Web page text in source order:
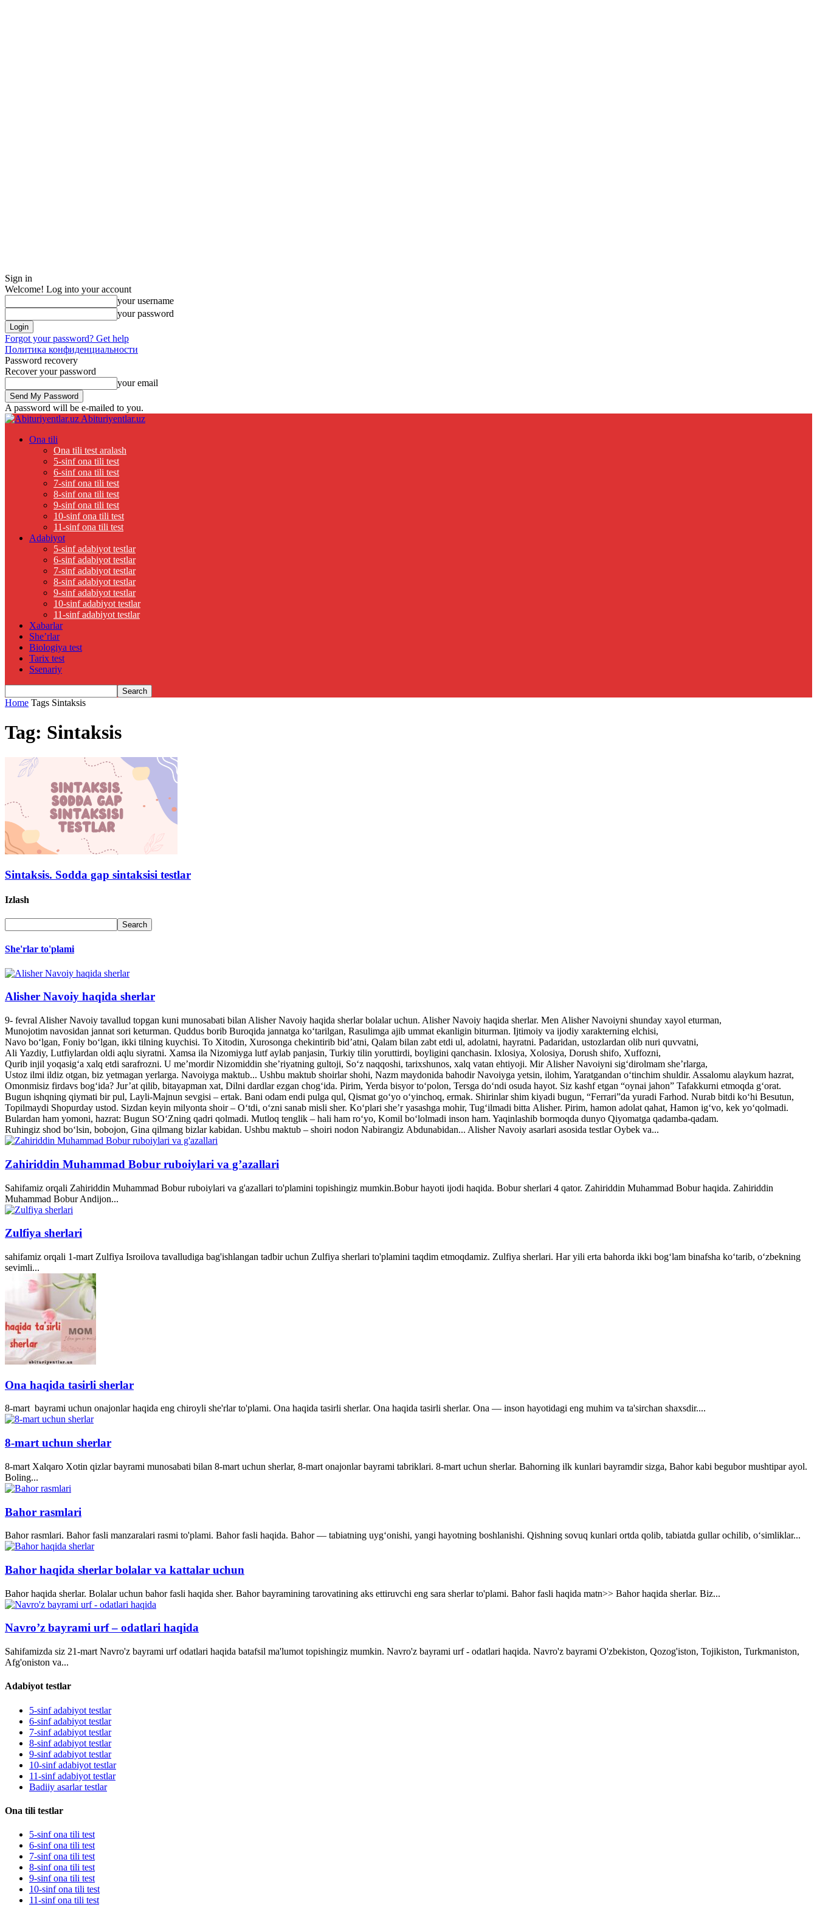
Sign in
Welcome! Log into your account
your username
your password
Forgot your password? Get help
Политика конфиденциальности
Password recovery
Recover your password
your email
A password will be e-mailed to you.
Abituriyentlar.uz
Ona tili
Ona tili test aralash
5-sinf ona tili test
6-sinf ona tili test
7-sinf ona tili test
8-sinf ona tili test
9-sinf ona tili test
10-sinf ona tili test
11-sinf ona tili test
Adabiyot
5-sinf adabiyot testlar
6-sinf adabiyot testlar
7-sinf adabiyot testlar
8-sinf adabiyot testlar
9-sinf adabiyot testlar
10-sinf adabiyot testlar
11-sinf adabiyot testlar
Xabarlar
She’rlar
Biologiya test
Tarix test
Ssenariy
Home Tags Sintaksis
Tag: Sintaksis
Sintaksis. Sodda gap sintaksisi testlar
Izlash
She'rlar to'plami
Alisher Navoiy haqida sherlar
9- fevral Alisher Navoiy tavallud topgan kuni munosabati bilan Alisher Navoiy haqida sherlar bolalar uchun. Alisher Navoiy haqida sherlar. Men Alisher Navoiyni shunday xayol eturman,
Munojotim navosidan jannat sori keturman. Quddus borib Buroqida jannatga ko‘tarilgan, Rasulimga ajib ummat ekanligin biturman. Ijtimoiy va ijodiy xarakterning elchisi,
Navo bo‘lgan, Foniy bo‘lgan, ikki tilning kuychisi. To Xitodin, Xurosonga chekintirib bid’atni, Qalam bilan zabt etdi ul, adolatni, hayratni. Padaridan, ustozlardan olib nuri quvvatni,
Ali Yazdiy, Lutfiylardan oldi aqlu siyratni. Xamsa ila Nizomiyga lutf aylab panjasin, Turkiy tilin yoruttirdi, boyligini qanchasin. Ixlosiya, Xolosiya, Dorush shifo, Xuffozni,
Qurib injil yoqasig‘a xalq etdi sarafrozni. U me’mordir Nizomiddin she’riyatning gultoji, So‘z naqqoshi, tarixshunos, xalq vatan ehtiyoji. Mir Alisher Navoiyni sig‘dirolmam she’rlarga,
Ustoz ilmi ildiz otgan, biz yetmagan yerlarga. Navoiyga maktub... Ushbu maktub shoirlar shohi, Nazm maydonida bahodir Navoiyga yetsin, ilohim, Yaratgandan o‘tinchim shuldir. Assalomu alaykum hazrat,
Omonmisiz firdavs bog‘ida? Jur’at qilib, bitayapman xat, Dilni dardlar ezgan chog‘ida. Pirim, Yerda bisyor to‘polon, Tersga do‘ndi osuda hayot. Siz kashf etgan “oynai jahon” Tafakkurni etmoqda g‘orat.
Bugun ishqning qiymati bir pul, Layli-Majnun sevgisi – ertak. Bani odam endi pulga qul, Qismat go‘yo o‘yinchoq, ermak. Shirinlar shim kiyadi bugun, “Ferrari”da yuradi Farhod. Nurab bitdi ko‘hi Besutun,
Topilmaydi Shopurday ustod. Sizdan keyin milyonta shoir – O‘tdi, o‘zni sanab misli sher. Ko‘plari she’r yasashga mohir, Tug‘ilmadi bitta Alisher. Pirim, hamon adolat qahat, Hamon ig‘vo, kek yo‘qolmadi.
Bulardan ham yomoni, hazrat: Bugun SO‘Zning qadri qolmadi. Mutloq tenglik – hali ham ro‘yo, Komil bo‘lolmadi inson ham. Yaqinlashib bormoqda dunyo Qiyomatga qadamba-qadam.
Ruhingiz shod bo‘lsin, bobojon, Gina qilmang bizlar kabidan. Ushbu maktub – shoiri nodon Nabirangiz Abdunabidan... Alisher Navoiy asarlari asosida testlar Oybek va...
Zahiriddin Muhammad Bobur ruboiylari va g’azallari
Sahifamiz orqali Zahiriddin Muhammad Bobur ruboiylari va g'azallari to'plamini topishingiz mumkin.Bobur hayoti ijodi haqida. Bobur sherlari 4 qator. Zahiriddin Muhammad Bobur haqida. Zahiriddin
Muhammad Bobur Andijon...
Zulfiya sherlari
sahifamiz orqali 1-mart Zulfiya Isroilova tavalludiga bag'ishlangan tadbir uchun Zulfiya sherlari to'plamini taqdim etmoqdamiz. Zulfiya sherlari. Har yili erta bahorda ikki bogʻlam binafsha koʻtarib, oʻzbekning
sevimli...
Ona haqida tasirli sherlar
8-mart bayrami uchun onajonlar haqida eng chiroyli she'rlar to'plami. Ona haqida tasirli sherlar. Ona haqida tasirli sherlar. Ona — inson hayotidagi eng muhim va ta'sirchan shaxsdir....
8-mart uchun sherlar
8-mart Xalqaro Xotin qizlar bayrami munosabati bilan 8-mart uchun sherlar, 8-mart onajonlar bayrami tabriklari. 8-mart uchun sherlar. Bahorning ilk kunlari bayramdir sizga, Bahor kabi begubor mushtipar ayol.
Boling...
Bahor rasmlari
Bahor rasmlari. Bahor fasli manzaralari rasmi to'plami. Bahor fasli haqida. Bahor — tabiatning uyg‘onishi, yangi hayotning boshlanishi. Qishning sovuq kunlari ortda qolib, tabiatda gullar ochilib, o‘simliklar...
Bahor haqida sherlar bolalar va kattalar uchun
Bahor haqida sherlar. Bolalar uchun bahor fasli haqida sher. Bahor bayramining tarovatining aks ettiruvchi eng sara sherlar to'plami. Bahor fasli haqida matn>> Bahor haqida sherlar. Biz...
Navro’z bayrami urf – odatlari haqida
Sahifamizda siz 21-mart Navro'z bayrami urf odatlari haqida batafsil ma'lumot topishingiz mumkin. Navro'z bayrami urf - odatlari haqida. Navro'z bayrami O'zbekiston, Qozog'iston, Tojikiston, Turkmaniston,
Afg'oniston va...
Adabiyot testlar
5-sinf adabiyot testlar
6-sinf adabiyot testlar
7-sinf adabiyot testlar
8-sinf adabiyot testlar
9-sinf adabiyot testlar
10-sinf adabiyot testlar
11-sinf adabiyot testlar
Badiiy asarlar testlar
Ona tili testlar
5-sinf ona tili test
6-sinf ona tili test
7-sinf ona tili test
8-sinf ona tili test
9-sinf ona tili test
10-sinf ona tili test
11-sinf ona tili test